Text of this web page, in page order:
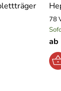
sehr gut.
78
ab